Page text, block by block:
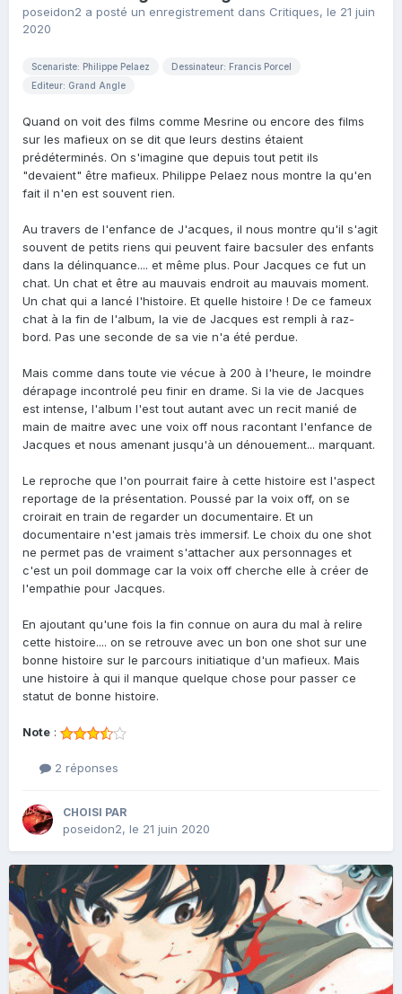
poseidon2 a posté un enregistrement dans Critiques, le 21 juin
2020
Scenariste: Philippe Pelaez
Dessinateur: Francis Porcel
Editeur: Grand Angle
Quand on voit des films comme Mesrine ou encore des films
sur les mafieux on se dit que leurs destins étaient
prédéterminés. On s'imagine que depuis tout petit ils
"devaient" être mafieux. Philippe Pelaez nous montre la qu'en
fait il n'en est souvent rien.
Au travers de l'enfance de J'acques, il nous montre qu'il s'agit
souvent de petits riens qui peuvent faire bacsuler des enfants
dans la délinquance.... et même plus. Pour Jacques ce fut un
chat. Un chat et être au mauvais endroit au mauvais moment.
Un chat qui a lancé l'histoire. Et quelle histoire ! De ce fameux
chat à la fin de l'album, la vie de Jacques est rempli à raz-
bord. Pas une seconde de sa vie n'a été perdue.
Mais comme dans toute vie vécue à 200 à l'heure, le moindre
dérapage incontrolé peu finir en drame. Si la vie de Jacques
est intense, l'album l'est tout autant avec un recit manié de
main de maitre avec une voix off nous racontant l'enfance de
Jacques et nous amenant jusqu'à un dénouement... marquant.
Le reproche que l'on pourrait faire à cette histoire est l'aspect
reportage de la présentation. Poussé par la voix off, on se
croirait en train de regarder un documentaire. Et un
documentaire n'est jamais très immersif. Le choix du one shot
ne permet pas de vraiment s'attacher aux personnages et
c'est un poil dommage car la voix off cherche elle à créer de
l'empathie pour Jacques.
En ajoutant qu'une fois la fin connue on aura du mal à relire
cette histoire.... on se retrouve avec un bon one shot sur une
bonne histoire sur le parcours initiatique d'un mafieux. Mais
une histoire à qui il manque quelque chose pour passer ce
statut de bonne histoire.
Note :
2 réponses
CHOISI PAR
poseidon2, le 21 juin 2020